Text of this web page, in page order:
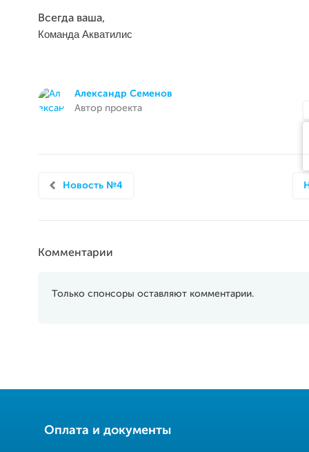
Всегда ваша,
Команда Акватилис
Александр Семенов
Автор проекта
Новость №4
Комментарии
Только спонсоры оставляют комментарии.
Оплата и документы